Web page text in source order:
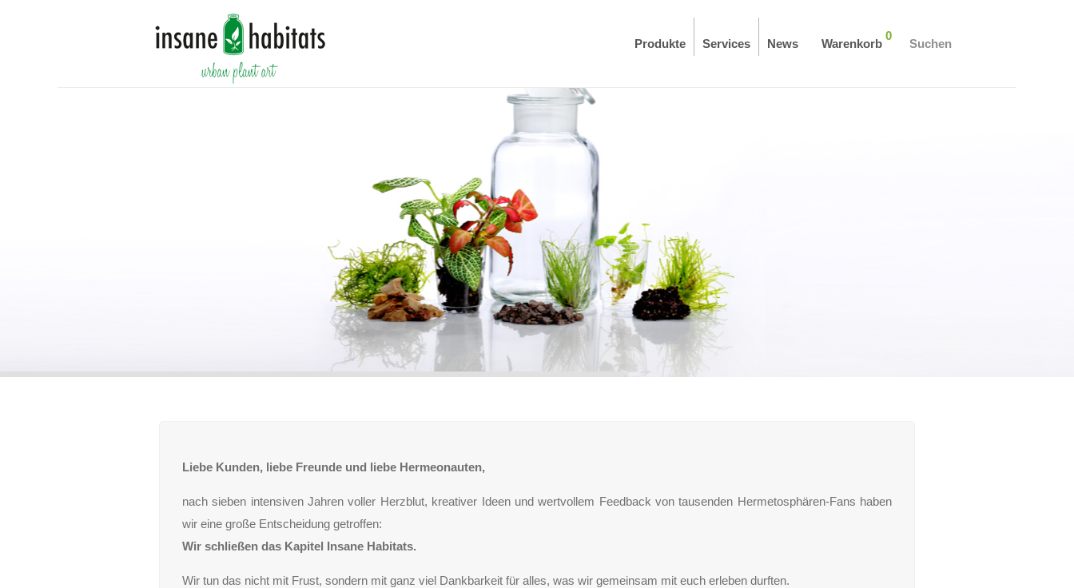
Suchen
Warenkorb
0
Produkte Services News
Liebe Kunden, liebe Freunde und liebe Hermeonauten,
nach sieben intensiven Jahren voller Herzblut, kreativer Ideen und wertvollem Feedback von tausenden Hermetosphären-Fans haben
wir eine große Entscheidung getroffen:
Wir schließen das Kapitel Insane Habitats.
Wir tun das nicht mit Frust, sondern mit ganz viel Dankbarkeit für alles, was wir gemeinsam mit euch erleben durften.